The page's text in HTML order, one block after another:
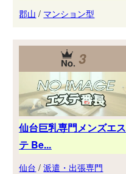
郡山 / マンション型
3
仙台巨乳専門メンズエス
テ Be...
仙台 /派遣・出張専門